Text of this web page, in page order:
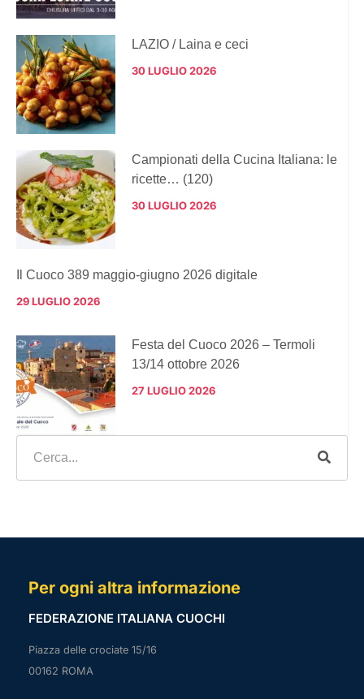
LAZIO / Laina e ceci
30 LUGLIO 2026
Campionati della Cucina Italiana: le
ricette… (120)
30 LUGLIO 2026
Il Cuoco 389 maggio-giugno 2026 digitale
29 LUGLIO 2026
Festa del Cuoco 2026 – Termoli
13/14 ottobre 2026
27 LUGLIO 2026
Per ogni altra informazione
FEDERAZIONE ITALIANA CUOCHI
Piazza delle crociate 15/16
00162 ROMA